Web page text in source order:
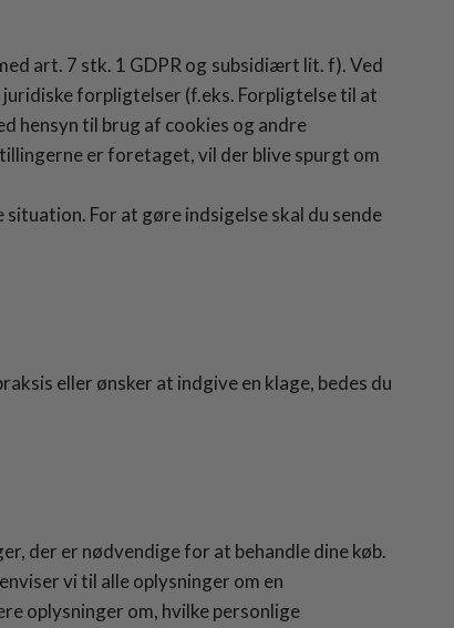
art. 7 stk. 1 GDPR og subsidiært lit. f). Ved
forpligtelser (f.eks. Forpligtelse til at
hensyn til brug af cookies og andre
er foretaget, vil der blive spurgt om
For at gøre indsigelse skal du sende
eller ønsker at indgive en klage, bedes du
der er nødvendige for at behandle dine køb.
vi til alle oplysninger om en
oplysninger om, hvilke personlige